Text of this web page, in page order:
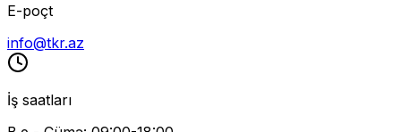
E-poçt
info@tkr.az
İş saatları